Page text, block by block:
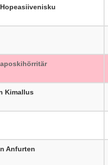
Kimallus
Anfurten